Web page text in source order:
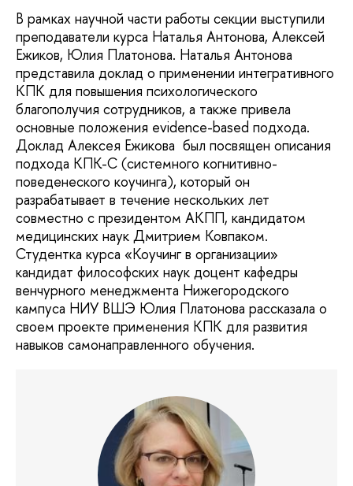
В рамках научной части работы секции выступили
преподаватели курса Наталья Антонова, Алексей
Ежиков, Юлия Платонова. Наталья Антонова
представила доклад о применении интегративного
КПК для повышения психологического
благополучия сотрудников, а также привела
основные положения evidence-based подхода.
Доклад Алексея Ежикова был посвящен описания
подхода КПК-С (системного когнитивно-
поведенеского коучинга), который он
разрабатывает в течение нескольких лет
совместно с президентом АКПП, кандидатом
медицинских наук Дмитрием Ковпаком.
Студентка курса «Коучинг в организации»
кандидат философских наук доцент кафедры
венчурного менеджмента Нижегородского
кампуса НИУ ВШЭ Юлия Платонова рассказала о
своем проекте применения КПК для развития
навыков самонаправленного обучения.